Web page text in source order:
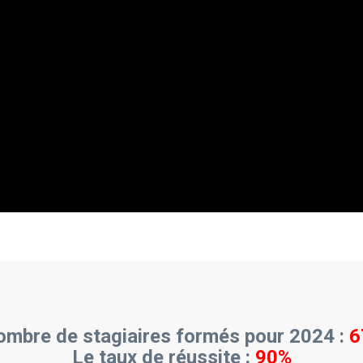
de stagiaires formés pour 2024 :
Le taux de réussite : 90%